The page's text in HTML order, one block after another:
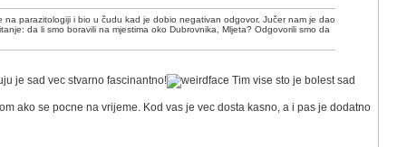
parazitologiji i bio u čudu kad je dobio negativan odgovor. Jučer nam je dao
da li smo boravili na mjestima oko Dubrovnika, Mljeta? Odgovorili smo da
je sad vec stvarno fascinantno!
Tim vise sto je bolest sad
ako se pocne na vrijeme. Kod vas je vec dosta kasno, a i pas je dodatno